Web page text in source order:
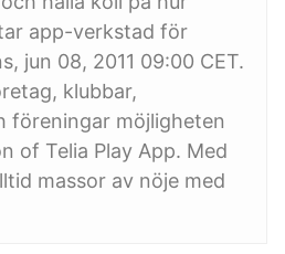
app-verkstad för
jun 08, 2011 09:00 CET.
klubbar,
föreningar möjligheten
of Telia Play App. Med
massor av nöje med